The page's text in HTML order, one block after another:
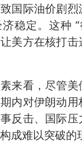
国际油价剧
稳定。这种
美方在核打
来看，尽管
内对伊朗动
反击、国际
成难以突破的